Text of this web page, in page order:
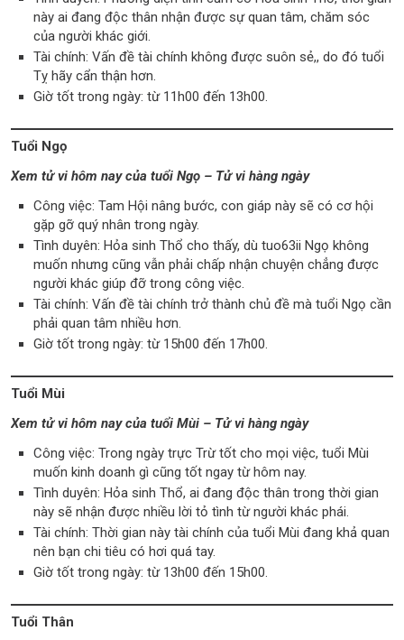
này ai đang độc thân nhận được sự quan tâm, chăm sóc
của người khác giới.
Tài chính: Vấn đề tài chính không được suôn sẻ,, do đó tuổi
Tỵ hãy cẩn thận hơn.
Giờ tốt trong ngày: từ 11h00 đến 13h00.
Tuổi Ngọ
Xem tử vi hôm nay của tuổi Ngọ – Tử vi hàng ngày
Công việc: Tam Hội nâng bước, con giáp này sẽ có cơ hội
gặp gỡ quý nhân trong ngày.
Tình duyên: Hỏa sinh Thổ cho thấy, dù tuo63ii Ngọ không
muốn nhưng cũng vẫn phải chấp nhận chuyện chẳng được
người khác giúp đỡ trong công việc.
Tài chính: Vấn đề tài chính trở thành chủ đề mà tuổi Ngọ cần
phải quan tâm nhiều hơn.
Giờ tốt trong ngày: từ 15h00 đến 17h00.
Tuổi Mùi
Xem tử vi hôm nay của tuổi Mùi – Tử vi hàng ngày
Công việc: Trong ngày trực Trừ tốt cho mọi việc, tuổi Mùi
muốn kinh doanh gì cũng tốt ngay từ hôm nay.
Tình duyên: Hỏa sinh Thổ, ai đang độc thân trong thời gian
này sẽ nhận được nhiều lời tỏ tình từ người khác phái.
Tài chính: Thời gian này tài chính của tuổi Mùi đang khả quan
nên bạn chi tiêu có hơi quá tay.
Giờ tốt trong ngày: từ 13h00 đến 15h00.
Tuổi Thân